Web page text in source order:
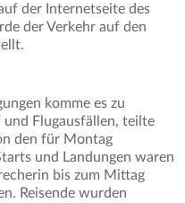
der Internetseite des
der Verkehr auf den
komme es zu
und Flugausfällen, teilte
den für Montag
und Landungen waren
bis zum Mittag
Reisende wurden